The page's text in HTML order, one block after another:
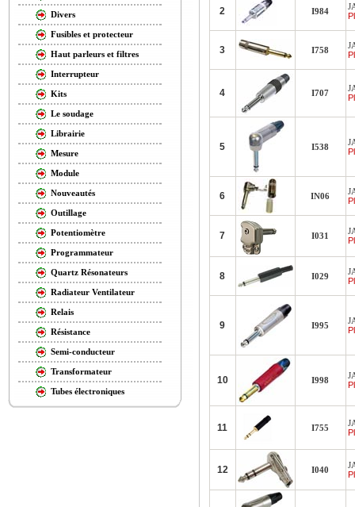
Divers
Fusibles et protecteur
Haut parleurs et filtres
Interrupteur
Kits
Le soudage
Librairie
Mesure
Module
Nouveautés
Outillage
Potentiomètre
Programmateur
Quartz Résonateurs
Radiateur Ventilateur
Relais
Résistance
Semi-conducteur
Transformateur
Tubes électroniques
2 I984
3 I758
4 I707
5 I538
6 IN06
7 I031
8 I029
9 I995
10 I998
11 I755
12 I040